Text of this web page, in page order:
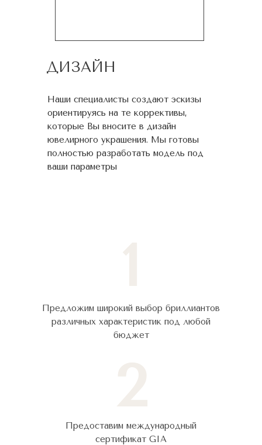
ДИЗАЙН
Наши специалисты создают эскизы
ориентируясь на те коррективы,
которые Вы вносите в дизайн
ювелирного украшения. Мы готовы
полностью разработать модель под
ваши параметры
Предложим широкий выбор бриллиантов
различных характеристик под любой
бюджет
Предоставим международный
сертификат GIA